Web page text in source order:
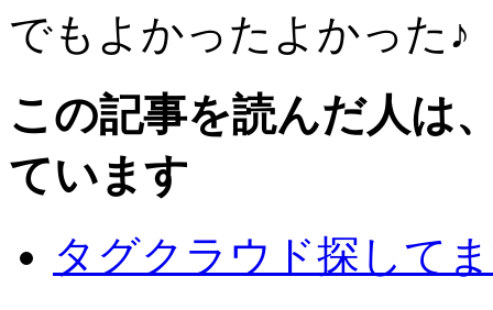
でもよかったよかった♪
この記事を読んだ人は
ています
タグクラウド探して